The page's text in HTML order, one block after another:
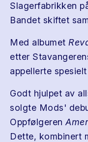
Slagerfabrikken
Bandet skiftet
Med albumet
etter
appellerte
Godt hjulpet av
solgte Mods'
Oppfølgeren
Dette, kombinert